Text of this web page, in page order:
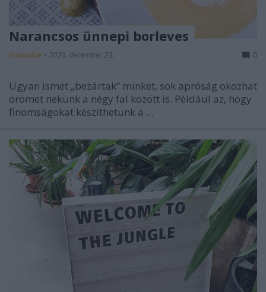
Narancsos ünnepi borleves
Havasilive • 2020. december 23. 0
Ugyan ismét „bezártak” minket, sok apróság okozhat
örömet nekünk a négy fal között is. Például az, hogy
finomságokat készíthetünk a ...